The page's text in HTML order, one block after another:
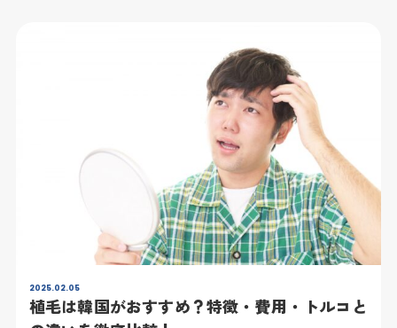
2025.02.05
植毛は韓国がおすすめ？特徴・費用・トルコと